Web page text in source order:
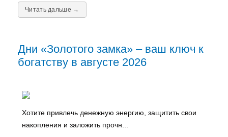
Читать дальше →
Дни «Золотого замка» – ваш ключ к
богатству в августе 2026
Хотите привлечь денежную энергию, защитить свои
накопления и заложить прочн...